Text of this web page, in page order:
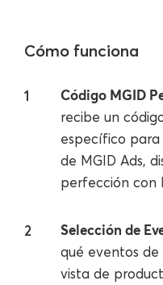
Cómo funciona
Código MGID
recibe un
específico
de MGID Ads,
perfección con
Selección de
qué eventos de
vista de